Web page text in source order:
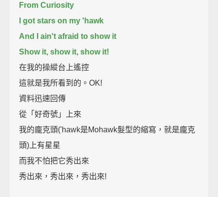
From Curiosity
I got stars on my 'hawk
And I ain't afraid to show it
Show it, show it, show it!
在我的操縱台上遙控
這就是我所看到的。OK!
資料迅速回傳
從「好奇號」上來
我的龐克頭('hawk是Mohawk髮型的縮寫，就是龐克
頭)上有星星
而我不怕把它秀出來
秀出來，秀出來，秀出來!